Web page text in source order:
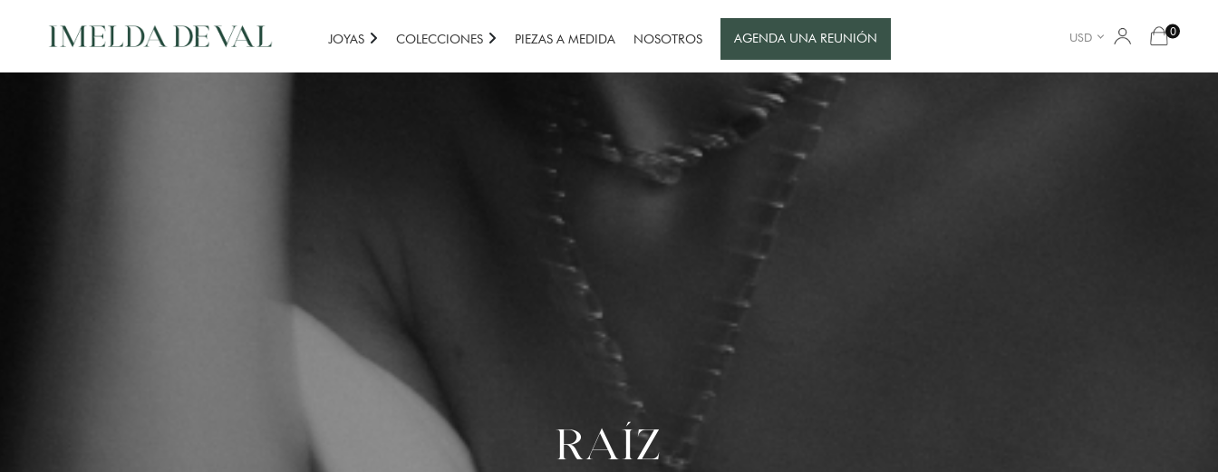
JOYAS COLECCIONES PIEZAS A MEDIDA NOSOTROS AGENDA UNA REUNIÓN USD 0
RAÍZ